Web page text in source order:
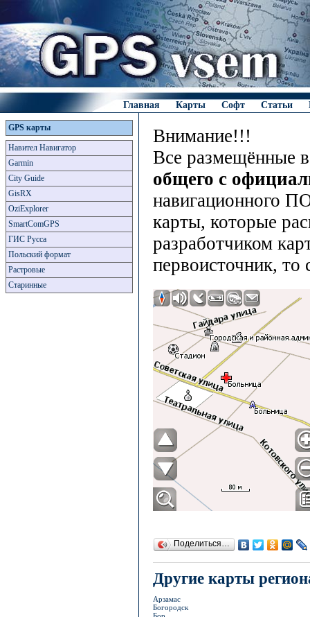
Главная Карты Софт Статьи
GPS карты
Навител Навигатор
Garmin
City Guide
GisRX
OziExplorer
SmartComGPS
ГИС Русса
Польский формат
Растровые
Старинные
Внимание!!!
Все размещённые
общего с
навигационного
карты, которые
разработчиком
первоисточник,
Поделиться…
Другие карты
Арзамас
Богородск